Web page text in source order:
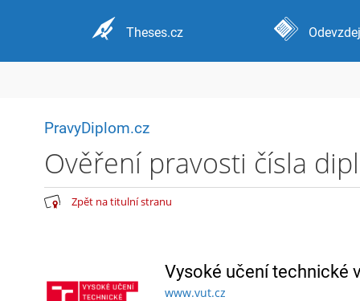
Theses.cz
PravyDiplom.cz
Ověření pravosti čísla
Zpět na titulní stranu
Vysoké učení technické
www.vut.cz